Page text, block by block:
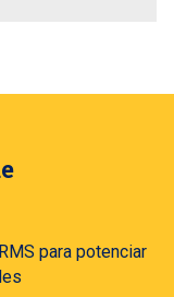
para potenciar